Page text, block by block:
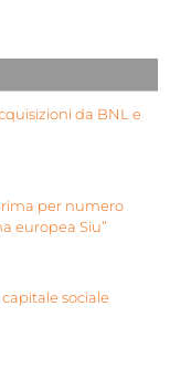
da BNL e
per numero
europea Siu”
sociale